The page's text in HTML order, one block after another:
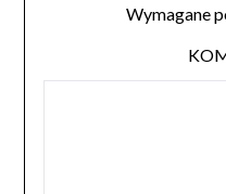
Wymagane